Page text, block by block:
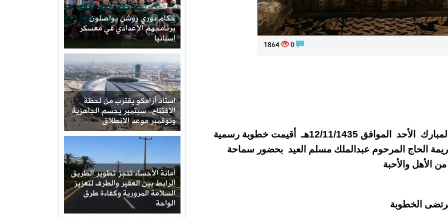
حكام دوري روشن يواصلون
برنامجهم الإعدادي في معسكر
إسبانيا
استاد أرامكو يقترب من لحظة
الافتتاح.. سبتمبر يحسم الجاهزية
ونوفمبر موعد الانطلاق
أمانة الأحساء تنجز تطوير الطريق
الرابط بين العقير والطرف لتعزيز
السلامة المرورية وكفاءة طرق
الواحة
0
1864
في ليلة سعيدة من ليالي شهر ذي القعدة المبارك الأحد الموافق 12/11/1435هـ أقيمت خطوبة رسمية
الحاج المرحوم عبدالملك مسلم العيد بحضور سماحة
الأهل والأحبة
الخطوبة